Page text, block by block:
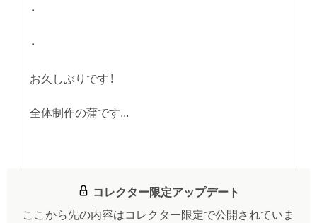
・
・
お久しぶりです！
全体制作の蒲です...
コレクター限定アップデート
ここから先の内容はコレクター限定で公開されていま